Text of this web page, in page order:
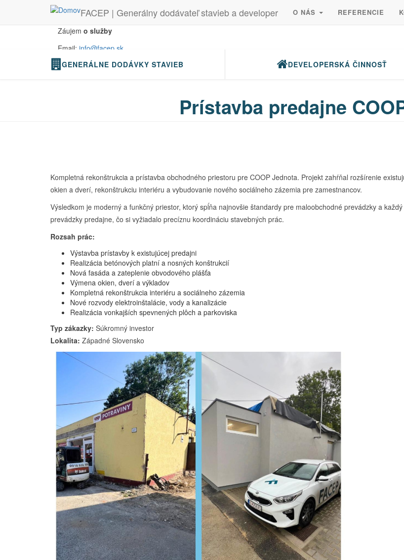
Skočiť na hlavný obsah
FACEP | Generálny dodávateľ stavieb a developer O NÁS REFERENCIE
Záujem o služby
Email: info@facep.sk
Tel:+421 902 852 222
Prístavba predajne
Kompletná rekonštrukcia a prístavba obchodného priestoru pre COOP Jednota. Projekt zahŕňal rozšírenie
okien a dverí, rekonštrukciu interiéru a vybudovanie nového sociálneho zázemia pre zamestnancov.
Výsledkom je moderný a funkčný priestor, ktorý spĺňa najnovšie štandardy pre maloobchodné prevádzky a
prevádzky predajne, čo si vyžiadalo precíznu koordináciu stavebných prác.
Rozsah prác:
Výstavba prístavby k existujúcej predajni
Realizácia betónových platní a nosných konštrukcií
Nová fasáda a zateplenie obvodového plášťa
Výmena okien, dverí a výkladov
Kompletná rekonštrukcia interiéru a sociálneho zázemia
Nové rozvody elektroinštalácie, vody a kanalizácie
Realizácia vonkajších spevnených plôch a parkoviska
Typ zákazky: Súkromný investor
Lokalita: Západné Slovensko
GENERÁLNE DODÁVKY STAVIEB DEVELOPERSKÁ ČINNOSŤ